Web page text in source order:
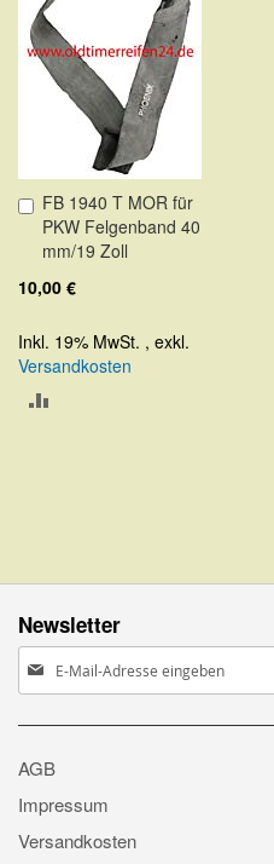
FB 1940 T MOR für
PKW Felgenband 40
mm/19 Zoll
10,00 €
Inkl. 19% MwSt. , exkl.
Versandkosten
In
den
Warenkorb
Newsletter
Anmeldung
zum
Newsletter:
AGB
Impressum
Versandkosten